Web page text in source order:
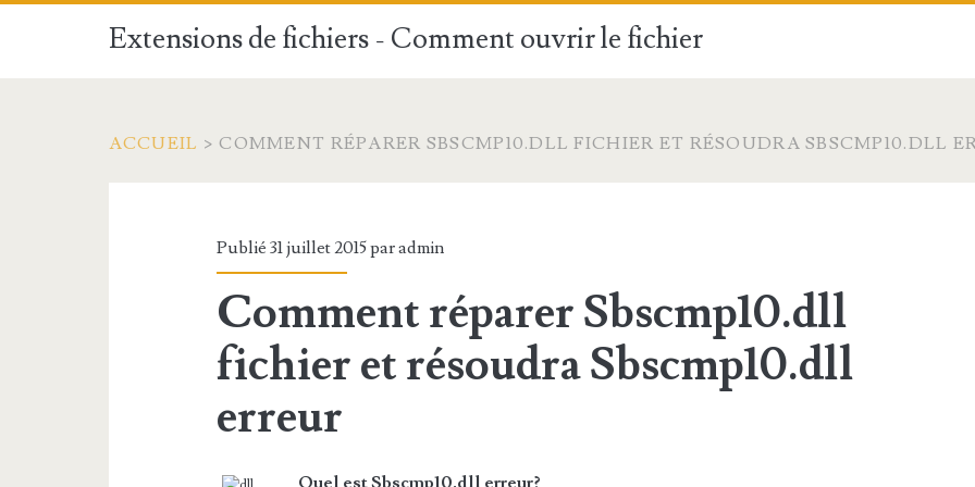
Extensions de fichiers - Comment ouvrir le fichier
ACCUEIL > COMMENT RÉPARER SBSCMP10.DLL FICHIER ET RÉSOUDRA SBSCMP10.DLL
Publié 31 juillet 2015 paradmin
Comment réparer Sbscmp10.dll
fichier et résoudra Sbscmp10.dll
erreur
Quel est Sbscmp10.dll erreur?